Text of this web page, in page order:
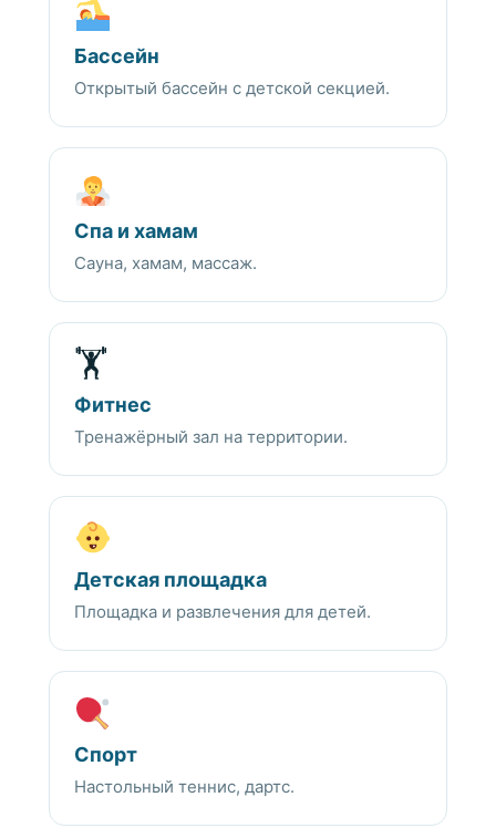
Бассейн
Открытый бассейн с детской секцией.
Спа и хамам
Сауна, хамам, массаж.
🏋️
Фитнес
Тренажёрный зал на территории.
Детская площадка
Площадка и развлечения для детей.
Спорт
Настольный теннис, дартс.